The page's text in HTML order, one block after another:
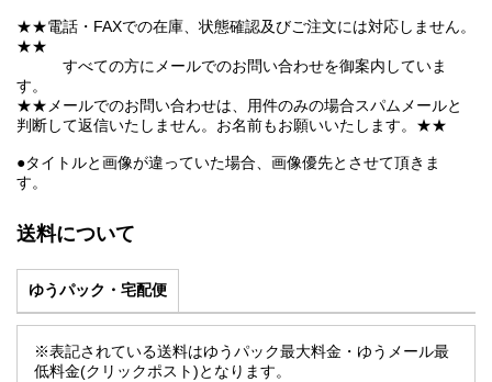
★★電話・FAXでの在庫、状態確認及びご注文には対応しません。
★★
すべての方にメールでのお問い合わせを御案内していま
す。
★★メールでのお問い合わせは、用件のみの場合スパムメールと
判断して返信いたしません。お名前もお願いいたします。★★
●タイトルと画像が違っていた場合、画像優先とさせて頂きま
す。
送料について
ゆうパック・宅配便
※表記されている送料はゆうパック最大料金・ゆうメール最
低料金(クリックポスト)となります。